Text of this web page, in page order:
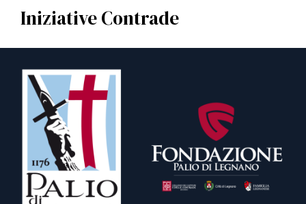
Iniziative Contrade